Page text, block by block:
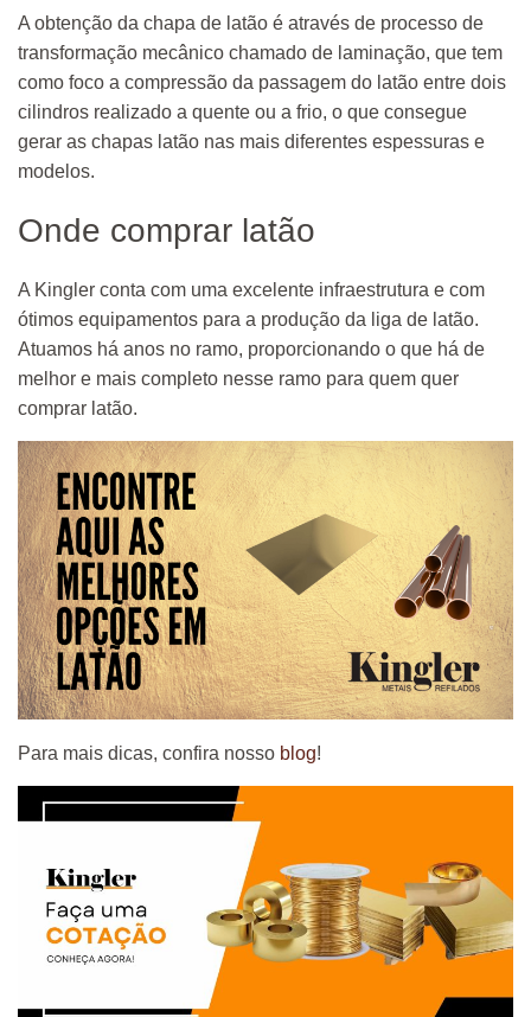
A obtenção da chapa de latão é através de processo de
transformação mecânico chamado de laminação, que tem
como foco a compressão da passagem do latão entre dois
cilindros realizado a quente ou a frio, o que consegue
gerar as chapas latão nas mais diferentes espessuras e
modelos.
Onde comprar latão
A Kingler conta com uma excelente infraestrutura e com
ótimos equipamentos para a produção da liga de latão.
Atuamos há anos no ramo, proporcionando o que há de
melhor e mais completo nesse ramo para quem quer
comprar latão.
Para mais dicas, confira nosso blog!